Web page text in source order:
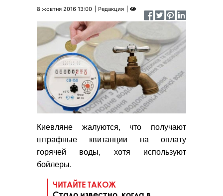
8 жовтня 2016 13:00 Редакция
Киевляне жалуются, что получают
штрафные квитанции на оплату
горячей воды, хотя используют
бойлеры.
ЧИТАЙТЕ ТАКОЖ